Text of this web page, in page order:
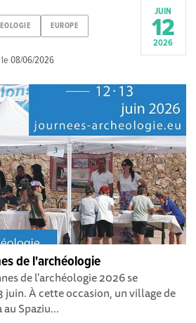
EUROPE
le08/06/2026
JUIN
12
2026
de l'archéologie
de l'archéologie 2026 se
juin. À cette occasion, un village de
Spaziu...